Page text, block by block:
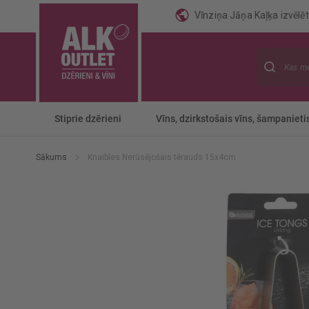
Vīnziņa Jāņa Kaļķa
Stiprie dzērieni Vīns, dzirkstošais vīns,
Sākums Knaibles Nerūsējošais tērauds 15x4cm